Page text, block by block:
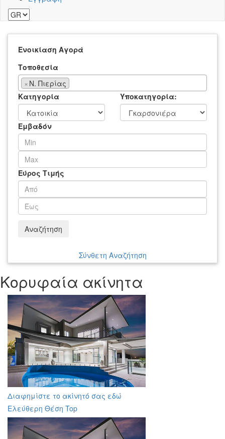
Ενοικίαση Αγορά
Τοποθεσία
× Ν. Πιερίας
Κατηγορία
Υποκατηγορία:
Εμβαδόν
Εύρος Τιμής
Αναζήτηση
Σύνθετη Αναζήτηση
Κορυφαία ακίνητα
Διαφημίστε το ακίνητό σας εδώ
Ελεύθερη Θέση Top